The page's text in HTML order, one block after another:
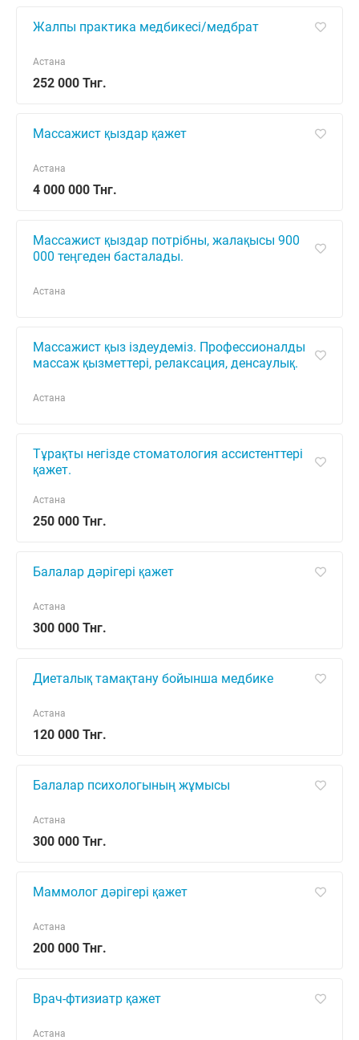
Жалпы практика медбикесі/медбрат
252 000 Тнг.
Астана
Массажист қыздар қажет
4 000 000 Тнг.
Астана
Массажист қыздар потрібны, жалақысы 900
000 теңгеден басталады.
Астана
Массажист қыз іздеудеміз. Профессионалды
массаж қызметтері, релаксация, денсаулық.
Массаж терапиясы бойынша тәж
Астана
Тұрақты негізде стоматология ассистенттері
қажет.
250 000 Тнг.
Астана
Балалар дәрігері қажет
300 000 Тнг.
Астана
Диеталық тамақтану бойынша медбике
120 000 Тнг.
Астана
Балалар психологының жұмысы
300 000 Тнг.
Астана
Маммолог дәрігері қажет
200 000 Тнг.
Астана
Врач-фтизиатр қажет
Астана